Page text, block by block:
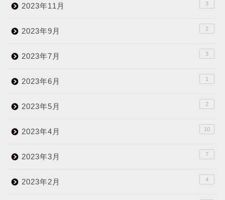
2023年11月 3
2023年9月 2
2023年7月 3
2023年6月 1
2023年5月 2
2023年4月 10
2023年3月 7
2023年2月 4